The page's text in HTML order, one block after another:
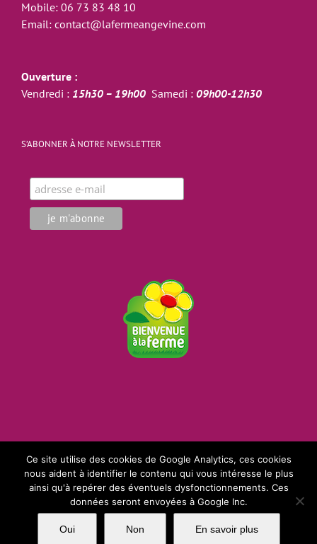
Mobile: 06 73 83 48 10
Email: contact@lafermeangevine.com
Ouverture :
Vendredi : 15h30 – 19h00 Samedi : 09h00-12h30
S’ABONNER À NOTRE NEWSLETTER
Copyright 2017 SARL La Ferme Angevine | Tous droits réservés | Création
Matya
Facebook
Ce site utilise des cookies de Google Analytics, ces cookies
nous aident à identifier le contenu qui vous intéresse le plus
ainsi qu'à repérer des éventuels dysfonctionnements. Ces
données seront envoyées à Google Inc.
Oui Non En savoir plus